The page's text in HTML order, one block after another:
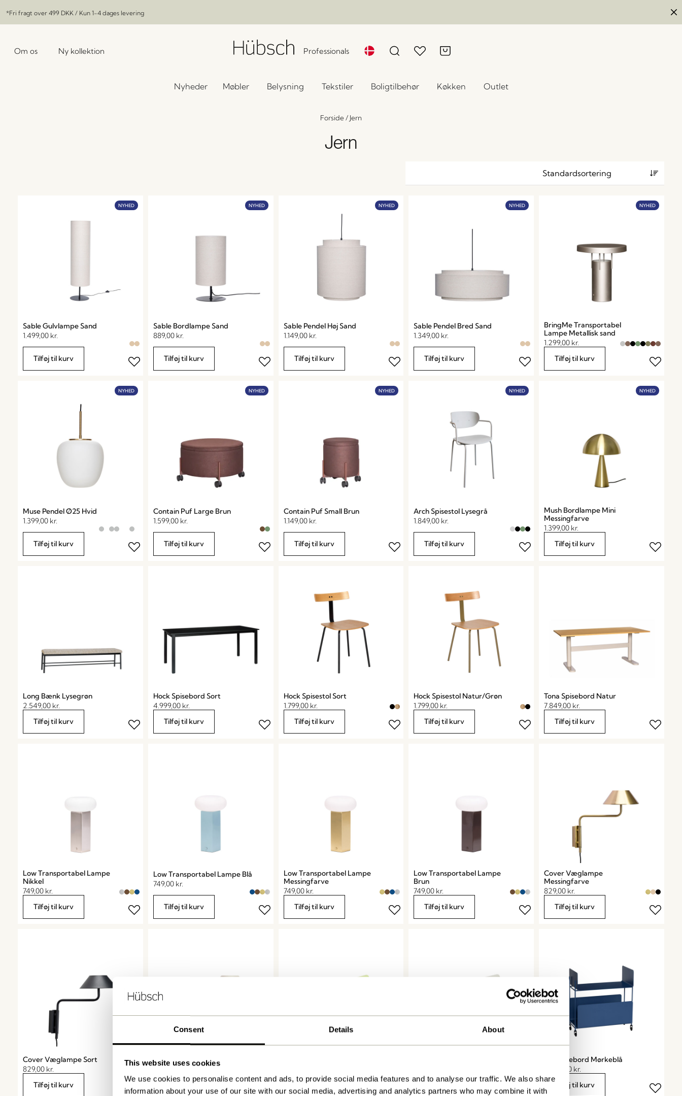
Consent Details About
This website uses cookies
We use cookies to personalise content and ads, to provide social media features and to analyse our traffic. We also share
information about your use of our site with our social media, advertising and analytics partners who may combine it with
*Fri fragt over 499 DKK / Kun 1-4 dages levering
Om os Ny kollektion Professionals
Nyheder Møbler Belysning Tekstiler Boligtilbehør Køkken Outlet
Forside/ Jern
Jern
NYHED
Sable Gulvlampe Sand
1.499,00 kr.
Tilføj til kurv
NYHED
Sable Bordlampe Sand
889,00 kr.
Tilføj til kurv
NYHED
Sable Pendel Høj Sand
1.149,00 kr.
Tilføj til kurv
NYHED
Sable Pendel Bred Sand
1.349,00 kr.
Tilføj til kurv
NYHED
BringMe Transportabel
Lampe Metallisk sand
1.299,00 kr.
Tilføj til kurv
NYHED
Muse Pendel Ø25 Hvid
1.399,00 kr.
Tilføj til kurv
NYHED
Contain Puf Large Brun
1.599,00 kr.
Tilføj til kurv
NYHED
Contain Puf Small Brun
1.149,00 kr.
Tilføj til kurv
NYHED
Arch Spisestol Lysegrå
1.849,00 kr.
Tilføj til kurv
NYHED
Mush Bordlampe Mini
Messingfarve
1.399,00 kr.
Tilføj til kurv
Long Bænk Lysegrøn
2.549,00 kr.
Tilføj til kurv
Hock Spisebord Sort
4.999,00 kr.
Tilføj til kurv
Hock Spisestol Sort
1.799,00 kr.
Tilføj til kurv
Hock Spisestol Natur/Grøn
1.799,00 kr.
Tilføj til kurv
Tona Spisebord Natur
7.849,00 kr.
Tilføj til kurv
Low Transportabel Lampe
Nikkel
749,00 kr.
Tilføj til kurv
Low Transportabel Lampe Blå
749,00 kr.
Tilføj til kurv
Low Transportabel Lampe
Messingfarve
749,00 kr.
Tilføj til kurv
Low Transportabel Lampe
Brun
749,00 kr.
Tilføj til kurv
Cover Væglampe
Messingfarve
829,00 kr.
Tilføj til kurv
Cover Væglampe Sort
829,00 kr.
Tilføj til kurv
Cover Væglampe Sand
Tilføj til kurv
Tilføj til kurv
Tilføj til kurv
Ays Rullebord Mørkeblå
2.049,00 kr.
Tilføj til kurv